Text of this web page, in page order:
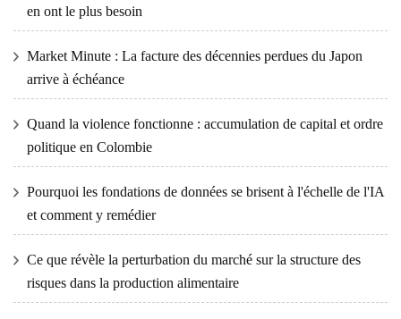
en ont le plus besoin
Market Minute : La facture des décennies perdues du Japon
arrive à échéance
Quand la violence fonctionne : accumulation de capital et ordre
politique en Colombie
Pourquoi les fondations de données se brisent à l'échelle de l'IA
et comment y remédier
Ce que révèle la perturbation du marché sur la structure des
risques dans la production alimentaire